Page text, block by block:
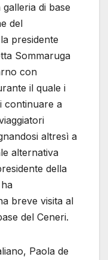
galleria di base
del
presidente
Sommaruga
con
il quale i
continuare a
altresì a
alternativa
della
breve visita al
del Ceneri.
Paola de